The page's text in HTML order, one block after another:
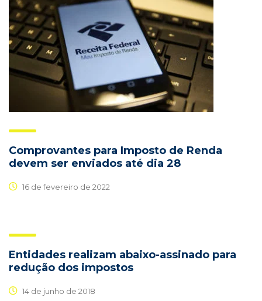
Comprovantes para Imposto de Renda
devem ser enviados até dia 28
16 de fevereiro de 2022
Entidades realizam abaixo-assinado para
redução dos impostos
14 de junho de 2018